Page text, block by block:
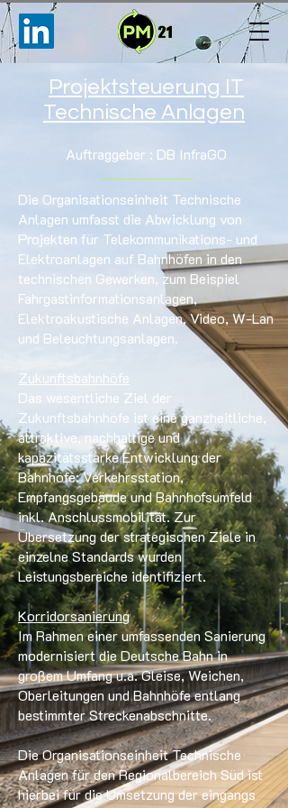
Projektsteuerung IT
Technische Anlagen
Auftraggeber : DB InfraGO
Die Organisationseinheit Technische
Anlagen umfasst die Abwicklung von
Projekten für Telekommunikations- und
Elektroanlagen auf Bahnhöfen in den
technischen Gewerken, zum Beispiel
Fahrgastinformationsanlagen,
Elektroakustische Anlagen, Video, W-Lan
und Beleuchtungsanlagen.
Zukunftsbahnhöfe
Das wesentliche Ziel der
Zukunftsbahnhöfe ist eine ganzheitliche,
attraktive, nachhaltige und
kapazitätsstarke Entwicklung der
Bahnhöfe: Verkehrsstation,
Empfangsgebäude und Bahnhofsumfeld
inkl. Anschlussmobilität. Zur
Übersetzung der strategischen Ziele in
einzelne Standards wurden
Leistungsbereiche identifiziert.
Korridorsanierung
Im Rahmen einer umfassenden Sanierung
modernisiert die Deutsche Bahn in
großem Umfang u.a. Gleise, Weichen,
Oberleitungen und Bahnhöfe entlang
bestimmter Streckenabschnitte.
Die Organisationseinheit Technische
Anlagen für den Regionalbereich Süd ist
hierbei für die Umsetzung der eingangs